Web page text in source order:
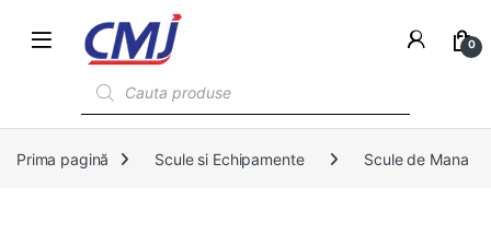
0
Prima pagină Scule si Echipamente Scule de Mana